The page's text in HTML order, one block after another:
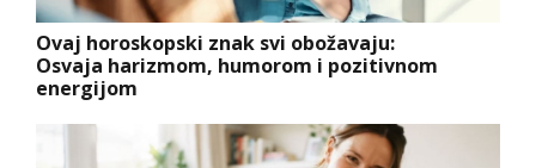
Ovaj horoskopski znak svi obožavaju:
Osvaja harizmom, humorom i pozitivnom
energijom